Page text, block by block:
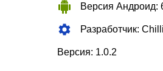
Версия Андроид:
Разработчик:
Версия: 1.0.2